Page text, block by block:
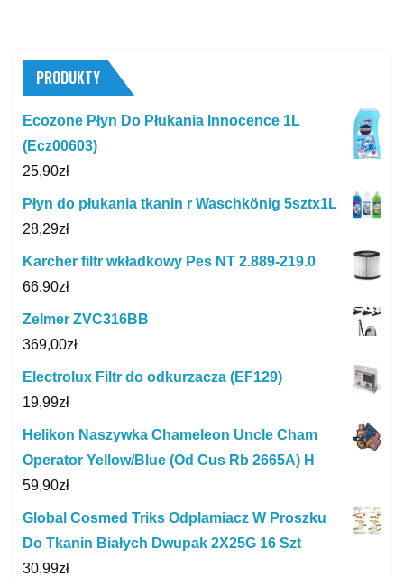
PRODUKTY
Ecozone Płyn Do Płukania Innocence 1L
(Ecz00603)
25,90zł
Płyn do płukania tkanin r Waschkönig 5sztx1L
28,29zł
Karcher filtr wkładkowy Pes NT 2.889-219.0
66,90zł
Zelmer ZVC316BB
369,00zł
Electrolux Filtr do odkurzacza (EF129)
19,99zł
Helikon Naszywka Chameleon Uncle Cham
Operator Yellow/Blue (Od Cus Rb 2665A) H
59,90zł
Global Cosmed Triks Odplamiacz W Proszku
Do Tkanin Białych Dwupak 2X25G 16 Szt
30,99zł